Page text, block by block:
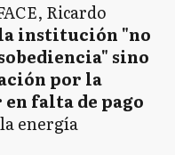
Ricardo
institución "no
sino
por la
falta de pago
energía